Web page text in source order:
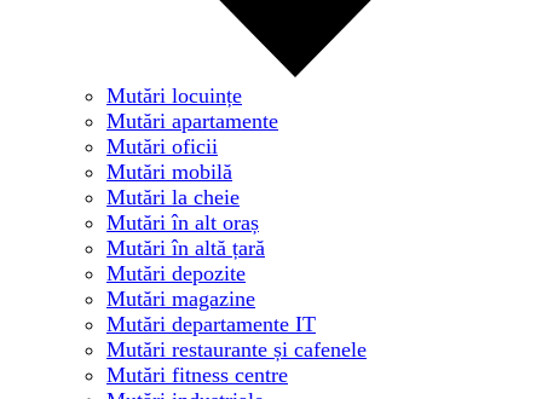
Mutări locuințe
Mutări apartamente
Mutări oficii
Mutări mobilă
Mutări la cheie
Mutări în alt oraș
Mutări în altă țară
Mutări depozite
Mutări magazine
Mutări departamente IT
Mutări restaurante și cafenele
Mutări fitness centre